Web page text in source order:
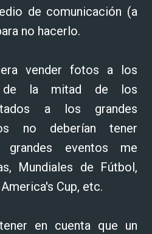
de comunicación (a
no hacerlo.
vender fotos a los
de la mitad de los
a los grandes
no deberían tener
grandes eventos me
Mundiales de Fútbol,
Cup, etc.
en cuenta que un